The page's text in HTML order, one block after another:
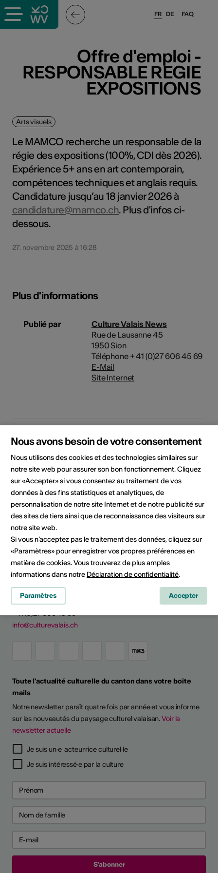
FAQ
FR DE
Offre d'emploi -
RESPONSABLE REGIE
EXPOSITIONS
Arts visuels
Le MAMCO recherche un responsable de la
régie des expositions (100%, CDI dès 2026).
Expérience 5+ ans en art contemporain,
compétences techniques et anglais requis.
Candidature jusqu’au 18 janvier 2026 à
candidature@mamco.ch. Plus d'infos ci-
dessous.
27. novembre 2025 à 16:28
Plus d'informations
Publié par
Culture Valais News
Rue de Lausanne 45
1950 Sion
Téléphone + 41 (0)27 606 45 69
E-Mail
Site Internet
Arts visuels
Catégorie
Emplois
Partager l'actualité
Culture Valais
Rue de Lausanne 45
CH - 1950 Sion
+41 (0)27 606 45 69
info@culturevalais.ch
Toute l'actualité culturelle du canton dans votre boîte
mails
Notre newsletter paraît quatre fois par année et vous informe
sur les nouveautés du paysage culturel valaisan.Voir la
newsletter actuelle
Je suis un·e acteur·rice culturel·le
Je suis intéressé·e par la culture
Nous avons besoin de votre consentement
Nous utilisons des cookies et des technologies similaires sur
notre site web pour assurer son bon fonctionnement. Cliquez
sur «Accepter» si vous consentez au traitement de vos
données à des fins statistiques et analytiques, de
personnalisation de notre site Internet et de notre publicité sur
des sites de tiers ainsi que de reconnaissance des visiteurs sur
notre site web.
Si vous n’acceptez pas le traitement des données, cliquez sur
«Paramètres» pour enregistrer vos propres préférences en
matière de cookies. Vous trouverez de plus amples
informations dans notre Déclaration de confidentialité.
Paramètres Accepter